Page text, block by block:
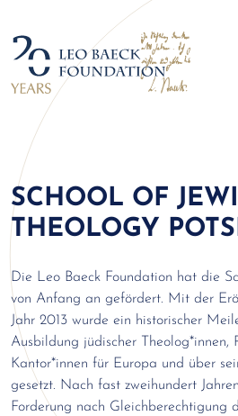
SCHOOL OF
THEOLOGY
Die Leo Baeck Foundation hat die
von Anfang an gefördert. Mit der
Jahr 2013 wurde ein historischer
Ausbildung jüdischer Theolog*innen,
Kantor*innen für Europa und über
gesetzt. Nach fast zweihundert
Forderung nach Gleichberechtigung